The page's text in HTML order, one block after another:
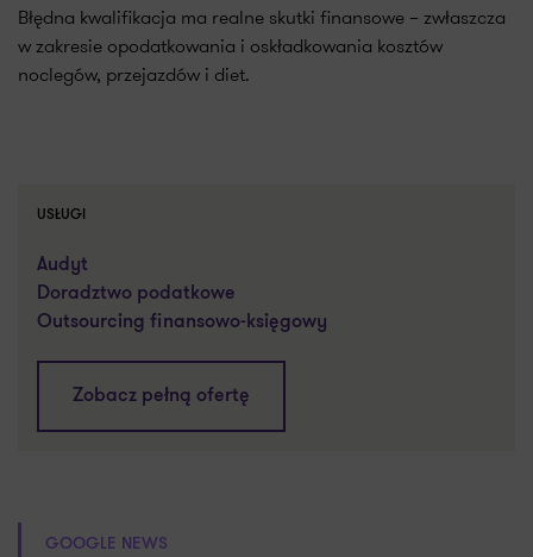
Błędna kwalifikacja ma realne skutki finansowe – zwłaszcza
w zakresie opodatkowania i oskładkowania kosztów
noclegów, przejazdów i diet.
USŁUGI
Audyt
Doradztwo podatkowe
Outsourcing finansowo-księgowy
Zobacz pełną ofertę
GOOGLE NEWS